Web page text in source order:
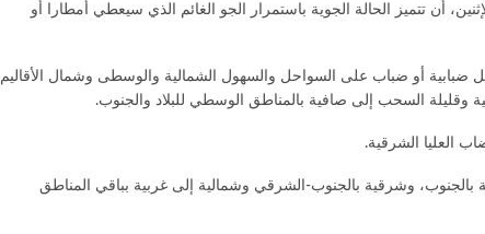
أن تتميز الحالة الجوية باستمرار الجو الغائم الذي سيعطي أمطارا أو
أو ضباب على السواحل والسهول الشمالية والوسطى وشمال الأقاليم
وقليلة السحب إلى صافية بالمناطق الوسطي للبلاد والجنوب.
العليا الشرقية.
وشرقية بالجنوب-الشرقي وشمالية إلى غربية بباقي المناطق